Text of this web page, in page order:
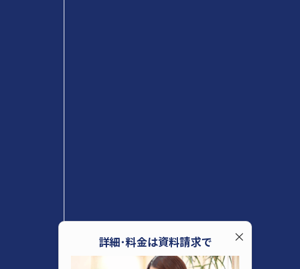
詳細･料金は資料請求で